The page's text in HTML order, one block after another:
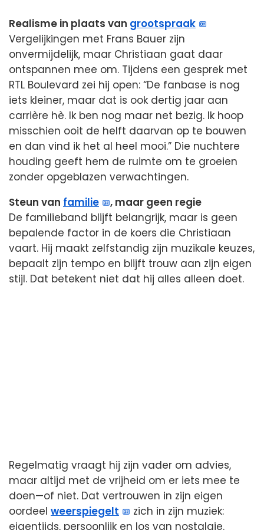
Realisme in plaats van grootspraak
Vergelijkingen met Frans Bauer zijn
onvermijdelijk, maar Christiaan gaat daar
ontspannen mee om. Tijdens een gesprek met
RTL Boulevard zei hij open: “De fanbase is nog
iets kleiner, maar dat is ook dertig jaar aan
carrière hè. Ik ben nog maar net bezig. Ik hoop
misschien ooit de helft daarvan op te bouwen
en dan vind ik het al heel mooi.” Die nuchtere
houding geeft hem de ruimte om te groeien
zonder opgeblazen verwachtingen.
Steun van familie
, maar geen regie
De familieband blijft belangrijk, maar is geen
bepalende factor in de koers die Christiaan
vaart. Hij maakt zelfstandig zijn muzikale keuzes,
bepaalt zijn tempo en blijft trouw aan zijn eigen
stijl. Dat betekent niet dat hij alles alleen doet.
Regelmatig vraagt hij zijn vader om advies,
maar altijd met de vrijheid om er iets mee te
doen—of niet. Dat vertrouwen in zijn eigen
oordeel weerspiegelt
zich in zijn muziek:
eigentijds, persoonlijk en los van nostalgie.